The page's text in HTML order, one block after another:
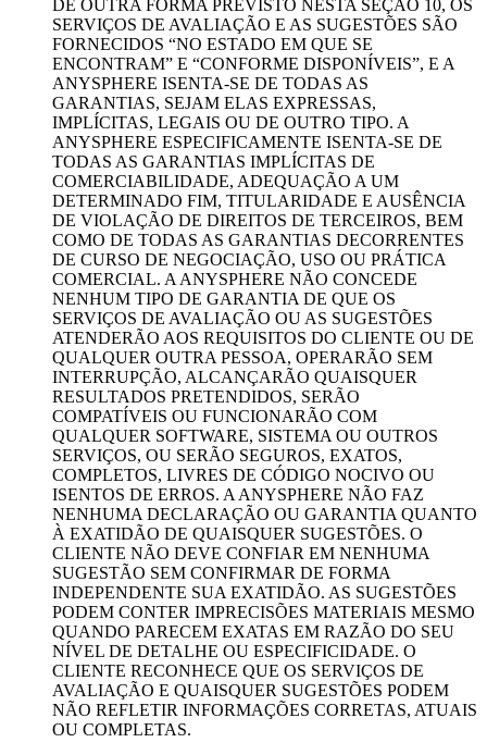
DE OUTRA FORMA PREVISTO NESTA SEÇÃO 10, OS
SERVIÇOS DE AVALIAÇÃO E AS SUGESTÕES SÃO
FORNECIDOS “NO ESTADO EM QUE SE
ENCONTRAM” E “CONFORME DISPONÍVEIS”, E A
ANYSPHERE ISENTA-SE DE TODAS AS
GARANTIAS, SEJAM ELAS EXPRESSAS,
IMPLÍCITAS, LEGAIS OU DE OUTRO TIPO. A
ANYSPHERE ESPECIFICAMENTE ISENTA-SE DE
TODAS AS GARANTIAS IMPLÍCITAS DE
COMERCIABILIDADE, ADEQUAÇÃO A UM
DETERMINADO FIM, TITULARIDADE E AUSÊNCIA
DE VIOLAÇÃO DE DIREITOS DE TERCEIROS, BEM
COMO DE TODAS AS GARANTIAS DECORRENTES
DE CURSO DE NEGOCIAÇÃO, USO OU PRÁTICA
COMERCIAL. A ANYSPHERE NÃO CONCEDE
NENHUM TIPO DE GARANTIA DE QUE OS
SERVIÇOS DE AVALIAÇÃO OU AS SUGESTÕES
ATENDERÃO AOS REQUISITOS DO CLIENTE OU DE
QUALQUER OUTRA PESSOA, OPERARÃO SEM
INTERRUPÇÃO, ALCANÇARÃO QUAISQUER
RESULTADOS PRETENDIDOS, SERÃO
COMPATÍVEIS OU FUNCIONARÃO COM
QUALQUER SOFTWARE, SISTEMA OU OUTROS
SERVIÇOS, OU SERÃO SEGUROS, EXATOS,
COMPLETOS, LIVRES DE CÓDIGO NOCIVO OU
ISENTOS DE ERROS. A ANYSPHERE NÃO FAZ
NENHUMA DECLARAÇÃO OU GARANTIA QUANTO
À EXATIDÃO DE QUAISQUER SUGESTÕES. O
CLIENTE NÃO DEVE CONFIAR EM NENHUMA
SUGESTÃO SEM CONFIRMAR DE FORMA
INDEPENDENTE SUA EXATIDÃO. AS SUGESTÕES
PODEM CONTER IMPRECISÕES MATERIAIS MESMO
QUANDO PARECEM EXATAS EM RAZÃO DO SEU
NÍVEL DE DETALHE OU ESPECIFICIDADE. O
CLIENTE RECONHECE QUE OS SERVIÇOS DE
AVALIAÇÃO E QUAISQUER SUGESTÕES PODEM
NÃO REFLETIR INFORMAÇÕES CORRETAS, ATUAIS
OU COMPLETAS.